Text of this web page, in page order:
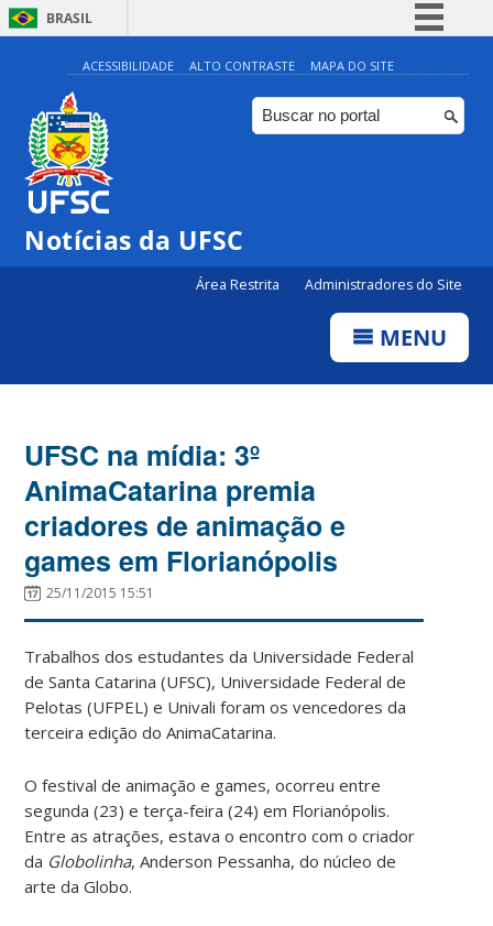
BRASIL
Simplifique!
Comunica BR
Participe
ACESSIBILIDADE ALTO CONTRASTE MAPA DO SITE
Notícias da UFSC
Área Restrita Administradores do Site
MENU
UFSC na mídia: 3º
AnimaCatarina premia
criadores de animação e
games em Florianópolis
25/11/2015 15:51
Trabalhos dos estudantes da Universidade Federal
de Santa Catarina (UFSC), Universidade Federal de
Pelotas (UFPEL) e Univali foram os vencedores da
terceira edição do AnimaCatarina.
O festival de animação e games, ocorreu entre
segunda (23) e terça-feira (24) em Florianópolis.
Entre as atrações, estava o encontro com o criador
da Globolinha, Anderson Pessanha, do núcleo de
arte da Globo.